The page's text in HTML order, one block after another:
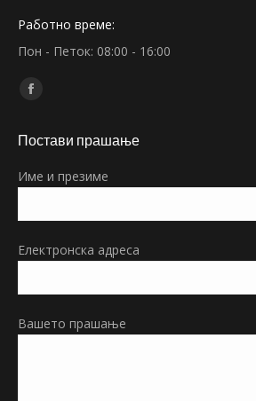
Работно време:
Пон - Петок: 08:00 - 16:00
Find us on:
Facebook
opens
new
Постави прашање
Име и презиме
Електронска адреса
Вашето прашање